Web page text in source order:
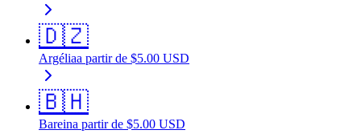
🇩🇿
Argéliaa partir de $5.00 USD
🇧🇭
Bareina partir de $5.00 USD